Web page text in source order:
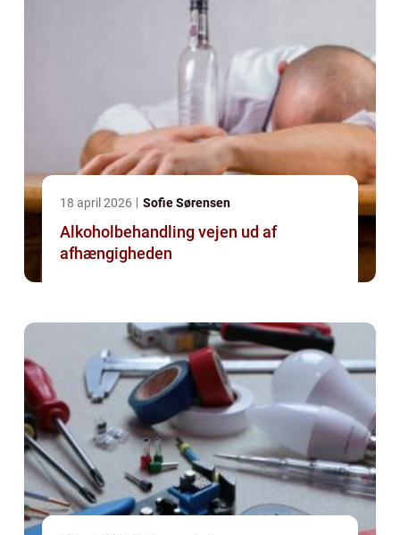
18 april 2026 Sofie Sørensen
Alkoholbehandling vejen ud af
afhængigheden